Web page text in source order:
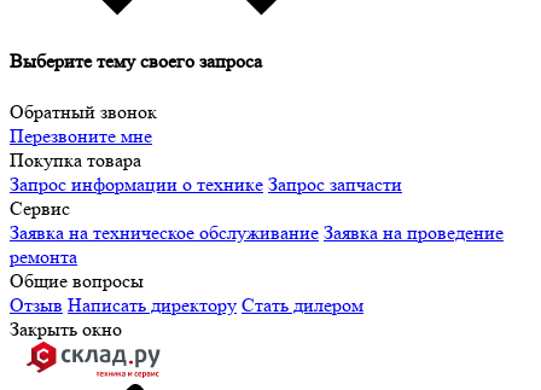
Выберите тему своего запроса
Обратный звонок
Перезвоните мне
Покупка товара
Запрос информации о технике Запрос запчасти
Сервис
Заявка на техническое обслуживание Заявка на проведение
ремонта
Общие вопросы
Отзыв Написать директору Стать дилером
Закрыть окно